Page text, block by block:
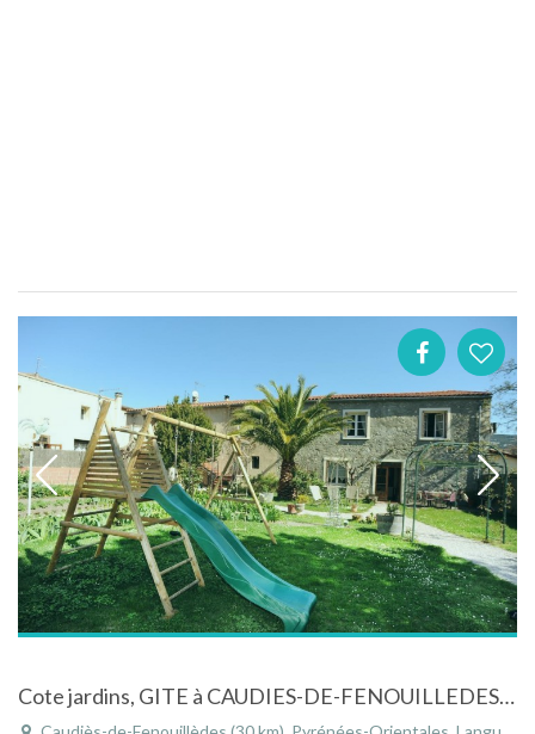
Cote jardins, GITE à CAUDIES-DE-FENOUILLEDES - Pyrénées-Orientales